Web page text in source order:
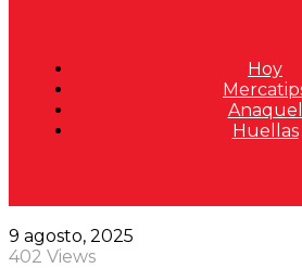
Hoy
Anaquel
Huellas
9 agosto, 2025
402 Views